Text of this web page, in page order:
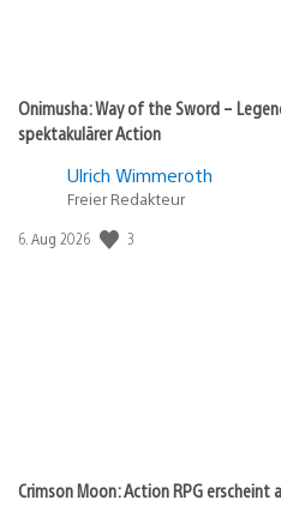
Onimusha: Way of the Sword –
spektakulärer Action
Ulrich Wimmeroth
Freier Redakteur
Veröffentlichungsdatum:
6. Aug 2026 3
Crimson Moon: Action RPG erscheint